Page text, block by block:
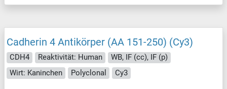
Cadherin 4 Antikörper (AA 151-250) (Cy3)
CDH4 Reaktivität: Human
WB, IF (cc), IF (p)
Wirt: Kaninchen
Polyclonal Cy3